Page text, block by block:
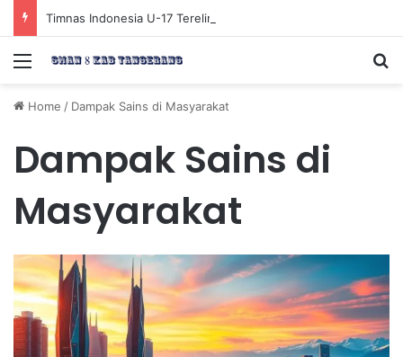
Menu
Home / Dampak Sains di Masyarakat
Dampak Sains di
Masyarakat